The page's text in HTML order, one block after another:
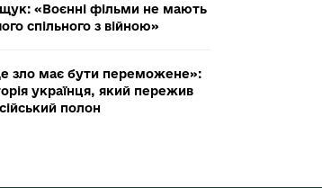
«Воєнні фільми не мають
спільного з війною»
зло має бути переможене»:
українця, який пережив
полон